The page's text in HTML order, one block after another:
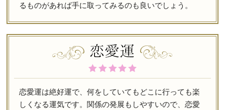
るものがあれば手に取ってみるのも良いでしょう。
恋愛運は絶好運で、何をしていてもどこに行っても楽
しくなる運気です。関係の発展もしやすいので、恋愛